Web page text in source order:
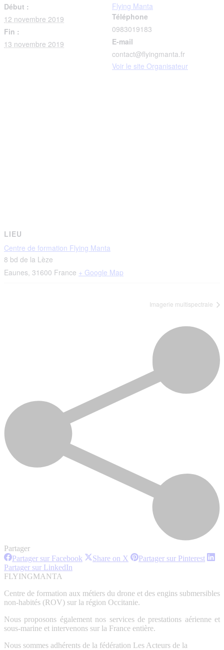
Début :
12 novembre 2019
Fin :
13 novembre 2019
Flying Manta
Téléphone
0983019183
E-mail
contact@flyingmanta.fr
Voir le site Organisateur
LIEU
Centre de formation Flying Manta
8 bd de la Lèze
Eaunes, 31600 France + Google Map
Imagerie multispectrale
Partager
Partager sur Facebook Partager
Share on X Partager
Partager sur Pinterest
Partager sur LinkedIn
FLYINGMANTA
Centre de formation aux métiers du drone et des engins submersibles
non-habités (ROV) sur la région Occitanie.
Nous proposons également nos services de prestations aérienne et
sous-marine et intervenons sur la France entière.
Nous sommes adhérents de la fédération Les Acteurs de la